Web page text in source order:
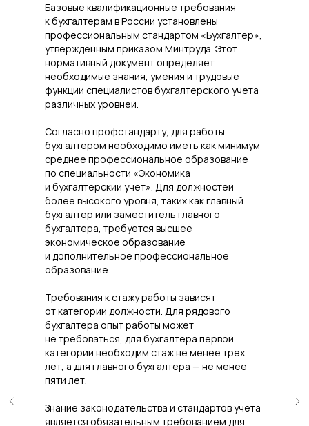
Базовые квалификационные требования
к бухгалтерам в России установлены
профессиональным стандартом «Бухгалтер»,
утвержденным приказом Минтруда. Этот
нормативный документ определяет
необходимые знания, умения и трудовые
функции специалистов бухгалтерского учета
различных уровней.
Согласно профстандарту, для работы
бухгалтером необходимо иметь как минимум
среднее профессиональное образование
по специальности «Экономика
и бухгалтерский учет». Для должностей
более высокого уровня, таких как главный
бухгалтер или заместитель главного
бухгалтера, требуется высшее
экономическое образование
и дополнительное профессиональное
образование.
Требования к стажу работы зависят
от категории должности. Для рядового
бухгалтера опыт работы может
не требоваться, для бухгалтера первой
категории необходим стаж не менее трех
лет, а для главного бухгалтера — не менее
пяти лет.
Знание законодательства и стандартов учета
является обязательным требованием для